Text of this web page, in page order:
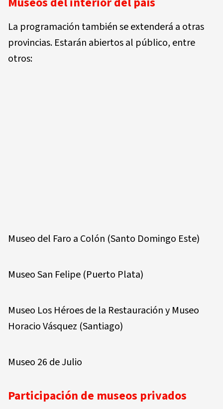
La programación también se extenderá a otras
provincias. Estarán abiertos al público, entre
otros:
Museo del Faro a Colón (Santo Domingo Este)
Museo San Felipe (Puerto Plata)
Museo Los Héroes de la Restauración y Museo
Horacio Vásquez (Santiago)
Museo 26 de Julio
Participación de museos privados